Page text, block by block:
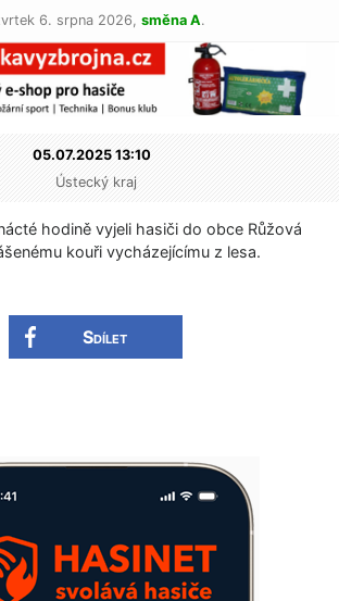
6. srpna 2026, směna A.
05.07.2025 13:10
Ústecký kraj
hodině vyjeli hasiči do obce Růžová
kouři vycházejícímu z lesa.
Sdílet